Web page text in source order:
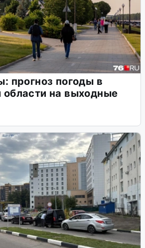
прогноз погоды в
области на выходные